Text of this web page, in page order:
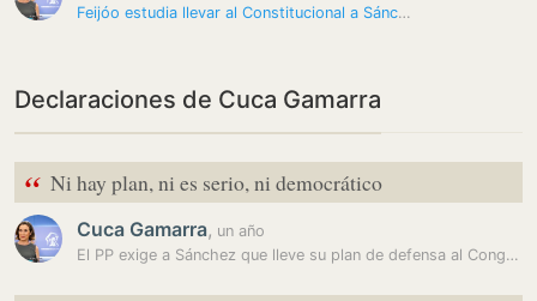
Feijóo estudia llevar al Constitucional a Sánchez por no presentar los…
Declaraciones de Cuca Gamarra
“ Ni hay plan, ni es serio, ni democrático
Cuca Gamarra, un año
El PP exige a Sánchez que lleve su plan de defensa al Congreso: «No es…